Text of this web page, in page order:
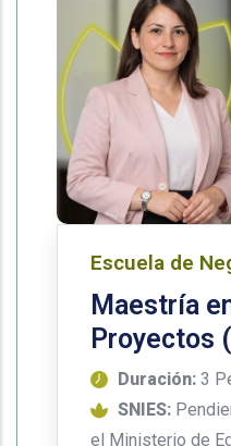
Escuela de
Maestría
Proyectos
Duración: 3
SNIES:
el Ministerio de